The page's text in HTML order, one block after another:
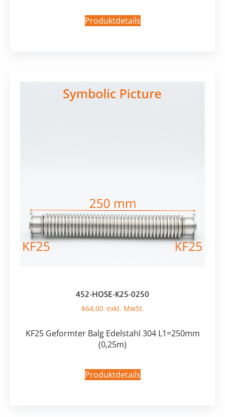
Produktdetails
452-HOSE-K25-0250
$64,00
KF25 Geformter Balg Edelstahl 304 L1=250mm
(0,25m)
Produktdetails